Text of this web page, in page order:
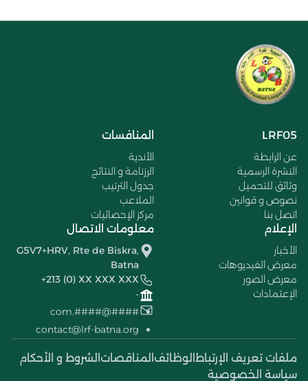
LRF05
عن الرابطة
النشرة الرسمية
وثائق للتحميل
نصوص و قوانين
اتصل بنا
المنافسات
الأندية
الرزنامة و النتائج
جدول الترتيب
الملاعب
مركز الإحصائيات
الإعلام
الأخبار
معرض الفيديوهات
معرض الصور
الإعتمادات
معلومات الاتصال
G5V7+HRV, Rte de Biskra,
Batna
+213 (0) XX XXX XXX
-
####@####.com
contact@lrf-batna.org
ملفات تعريف الإرتباط الوظائف المناقصات الشروط و الأحكام
سياسة الخصوصية